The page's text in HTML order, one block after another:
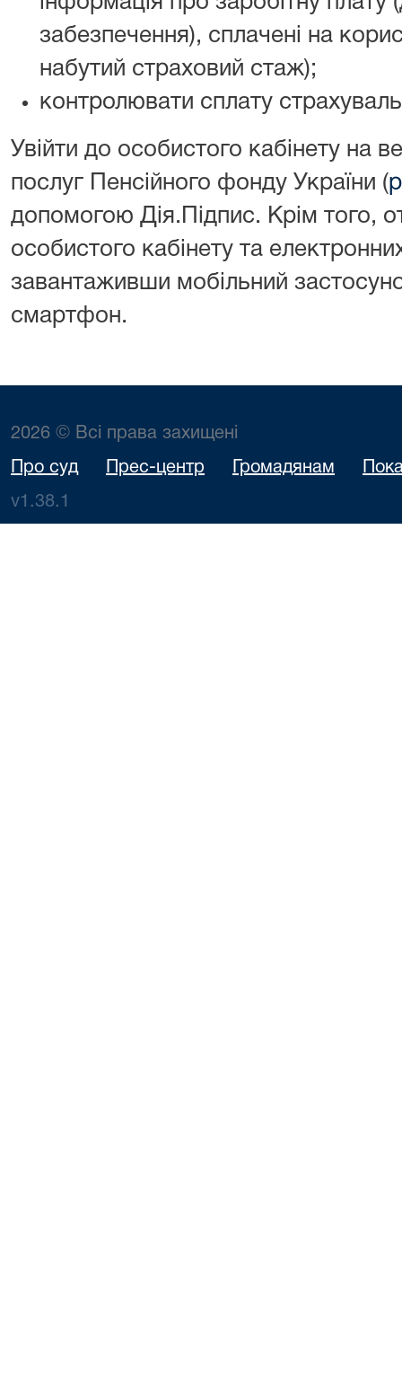
забезпечення), сплачені на
набутий страховий стаж);
контролювати сплату
Увійти до особистого кабінету на
послуг Пенсійного фонду України (
допомогою Дія.Підпис. Крім того,
особистого кабінету та
завантаживши мобільний
смартфон.
2026 © Всі права захищені
Про суд Прес-центр Громадянам
v1.38.1